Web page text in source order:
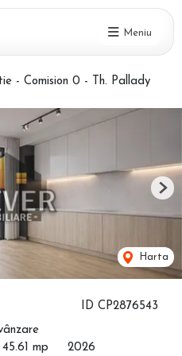
Meniu
- Comision 0 - Th. Pallady
ID CP2876543
45.61 mp 2026
Harta